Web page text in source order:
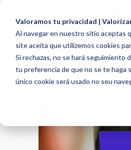
Valoramos tu privacidad |
Al navegar en nuestro sitio aceptas
site aceita que utilizemos cookies
Si rechazas, no se hará
tu preferencia de que no se te haga
único cookie será usado no seu